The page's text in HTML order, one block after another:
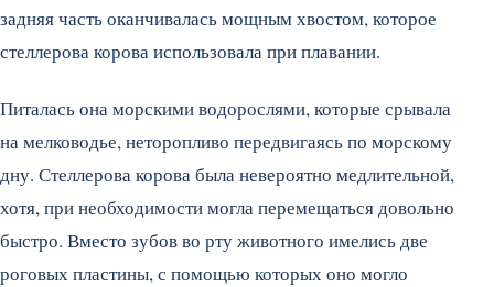
задняя часть оканчивалась мощным хвостом, которое
стеллерова корова использовала при плавании.
Питалась она морскими водорослями, которые срывала
на мелководье, неторопливо передвигаясь по морскому
дну. Стеллерова корова была невероятно медлительной,
хотя, при необходимости могла перемещаться довольно
быстро. Вместо зубов во рту животного имелись две
роговых пластины, с помощью которых оно могло